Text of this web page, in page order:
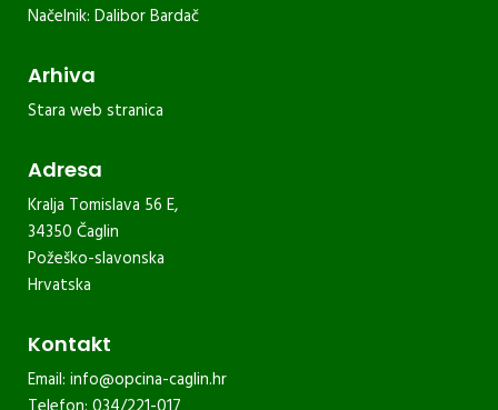
Načelnik: Dalibor Bardač
Arhiva
Stara web stranica
Adresa
Kralja Tomislava 56 E,
34350 Čaglin
Požeško-slavonska
Hrvatska
Kontakt
Email: info@opcina-caglin.hr